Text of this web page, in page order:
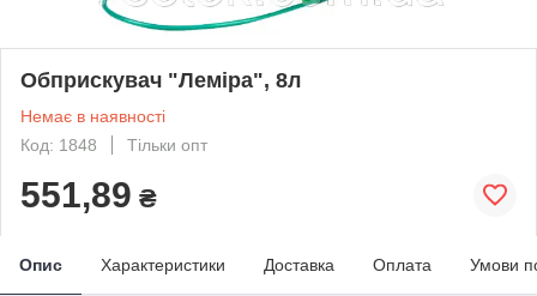
Обприскувач "Леміра", 8л
Немає в наявності
Код: 1848
Тільки опт
551,89 ₴
Опис Характеристики Доставка Оплата Умови